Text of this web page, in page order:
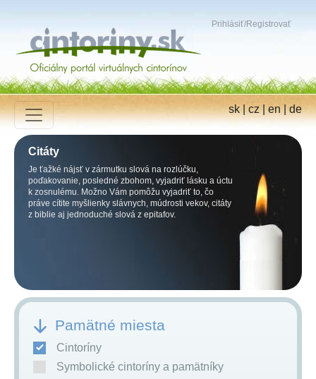
Prihlásiť/Registrovať
sk|cz|en|de
Citáty
Je ťažké nájsť v zármutku slová na rozlúčku,
poďakovanie, posledné zbohom, vyjadriť lásku a úctu
k zosnulému. Možno Vám pomôžu vyjadriť to, čo
práve cítite myšlienky slávnych, múdrosti vekov, citáty
z biblie aj jednoduché slová z epitafov.
Pamätné miesta
Cintoríny
Symbolické cintoríny a pamätníky